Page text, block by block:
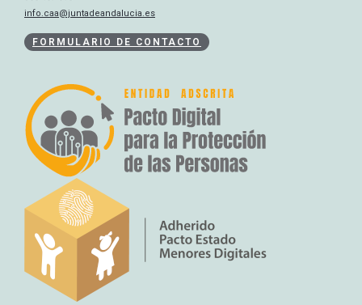
info.caa@juntadeandalucia.es
FORMULARIO DE CONTACTO